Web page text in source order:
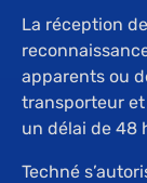
La réception
apparents ou
transporteur et
un délai de 48
Techné